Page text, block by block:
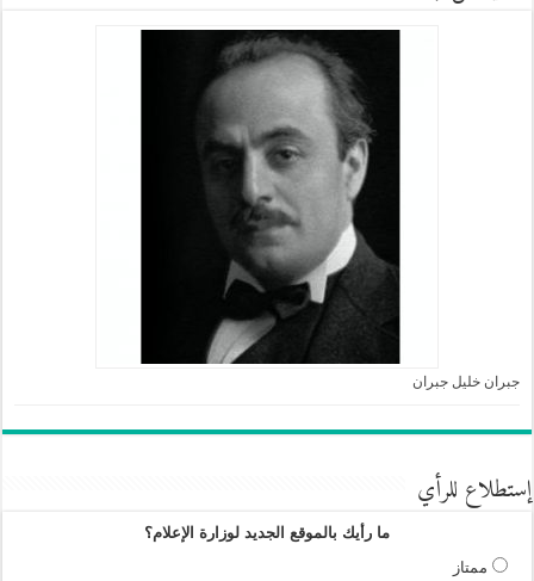
جبران خليل جبران
إستطلاع للرأي
ما رأيك بالموقع الجديد لوزارة الإعلام؟
ممتاز